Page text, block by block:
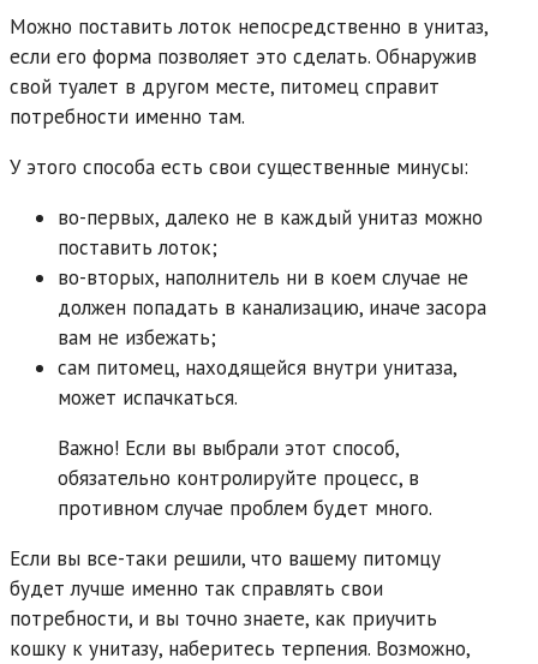
Можно поставить лоток непосредственно в унитаз,
если его форма позволяет это сделать. Обнаружив
свой туалет в другом месте, питомец справит
потребности именно там.
У этого способа есть свои существенные минусы:
во-первых, далеко не в каждый унитаз можно
поставить лоток;
во-вторых, наполнитель ни в коем случае не
должен попадать в канализацию, иначе засора
вам не избежать;
сам питомец, находящейся внутри унитаза,
может испачкаться.
Важно! Если вы выбрали этот способ,
обязательно контролируйте процесс, в
противном случае проблем будет много.
Если вы все-таки решили, что вашему питомцу
будет лучше именно так справлять свои
потребности, и вы точно знаете, как приучить
кошку к унитазу, наберитесь терпения. Возможно,